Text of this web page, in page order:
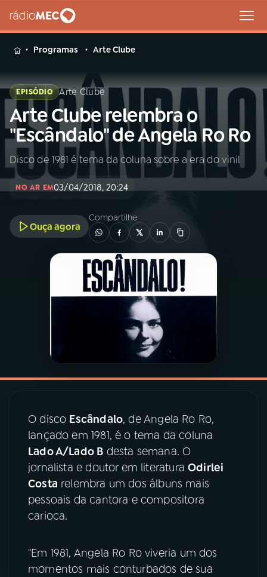
MENU
Buscar
na
Rádio
MEC
Buscar
Início AO VIVO
01INÍCIO
A RÁDIO
PROGRAMAÇÃO
PODCASTS
06 VIDEOCASTS
07ÚLTIMAS
PRÊMIO RÁDIO MEC
Programas Arte Clube
EPISÓDIO Arte Clube
Arte Clube relembra o
"Escândalo" de Angela Ro Ro
Disco de 1981 é tema da coluna sobre a era do vinil
NO AR EM03/04/2018, 20:24
Ouça agora
Compartilhe
O disco Escândalo, de Angela Ro Ro,
lançado em 1981, é o tema da coluna
Lado A/Lado B desta semana. O
jornalista e doutor em literaturaOdirlei
Costa relembra um dos álbuns mais
pessoais da cantora e compositora
carioca.
"Em 1981, Angela Ro Ro viveria um dos
momentos mais conturbados de sua